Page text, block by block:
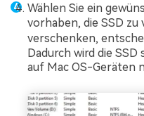
Wählen Sie ein
vorhaben, die SSD
verschenken,
Dadurch wird die
auf Mac OS-Geräten